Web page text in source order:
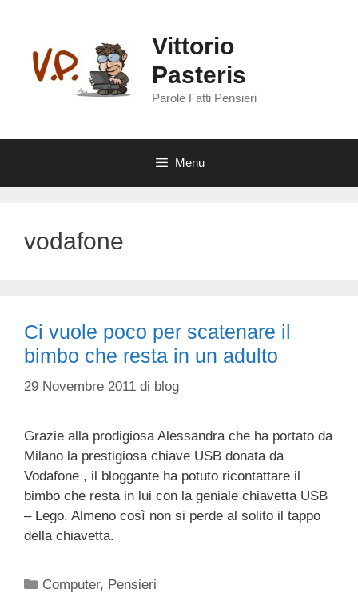
contenuto
Vittorio
Pasteris
Parole Fatti Pensieri
Menu
vodafone
Ci vuole poco per scatenare il
bimbo che resta in un adulto
29 Novembre 2011 di blog
Grazie alla prodigiosa Alessandra che ha portato da
Milano la prestigiosa chiave USB donata da
Vodafone , il bloggante ha potuto ricontattare il
bimbo che resta in lui con la geniale chiavetta USB
– Lego. Almeno così non si perde al solito il tappo
della chiavetta.
Categorie
Computer, Pensieri